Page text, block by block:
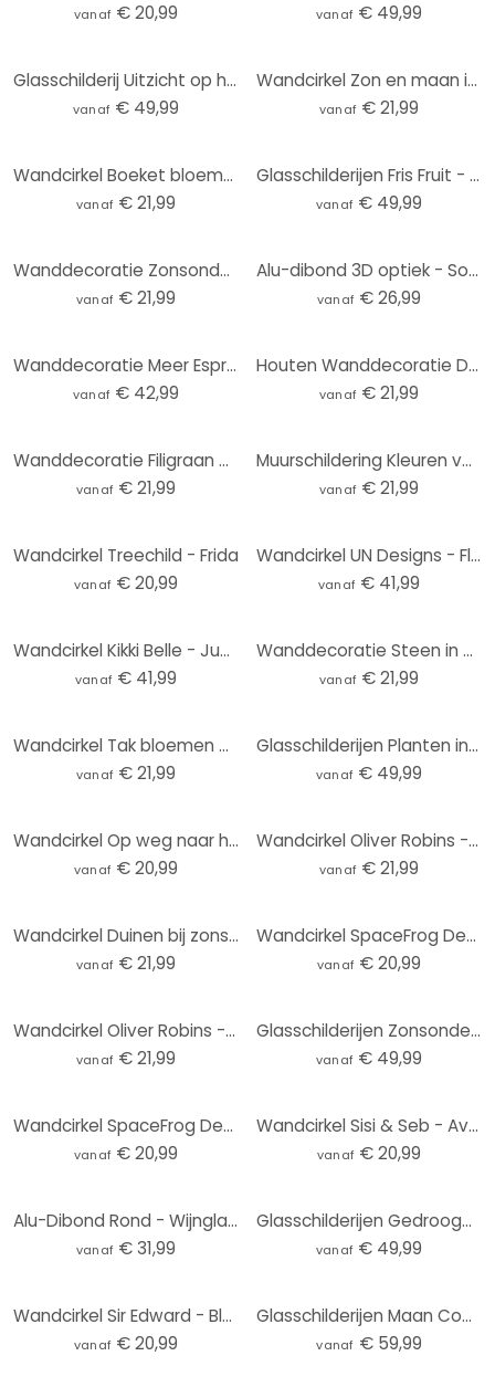
vanaf € 20,99 vanaf € 49,99
Glasschilderij Uitzicht op het meer - Keller
vanaf € 49,99
Wandcirkel Zon en maan in oranje - Kubistika
vanaf € 21,99
Wandcirkel Boeket bloemen met pioenen - UN Designs
vanaf € 21,99
Glasschilderijen Fris Fruit - rond
vanaf € 49,99
Wanddecoratie Zonsondergang over strand en zee - Sisi & Seb - Alu-Dibond Rond
vanaf € 21,99
Alu-dibond 3D optiek - Sound of the ocean
vanaf € 26,99
Wanddecoratie Meer Espresso minder Depresso - Fritsch - Alu-Dibond Rond
vanaf € 42,99
Houten Wanddecoratie Delicate fonkeling van bloesems - Treechild - Rond
vanaf € 21,99
Wanddecoratie Filigraan bladeren beige - Aluminium dibond - Treechild - Rond
vanaf € 21,99
Muurschildering Kleuren van de Aarde - Fedrau - Rond - Alu-Dibond
vanaf € 21,99
Wandcirkel Treechild - Frida
vanaf € 20,99
Wandcirkel UN Designs - Fleur de Paris
vanaf € 41,99
Wandcirkel Kikki Belle - Jungle Jive
vanaf € 41,99
Wanddecoratie Steen in Zand 2 - Alu-Dibond Rond
vanaf € 21,99
Wandcirkel Tak bloemen op vintage goud - Paksoylu
vanaf € 21,99
Glasschilderijen Planten in de nacht - Jaszke - Rond
vanaf € 49,99
Wandcirkel Op weg naar het Strand
vanaf € 20,99
Wandcirkel Oliver Robins - Kleurrijke boerderij met dieren
vanaf € 21,99
Wandcirkel Duinen bij zonsondergang
vanaf € 21,99
Wandcirkel SpaceFrog Designs - Blauw & Goud Abstract
vanaf € 20,99
Wandcirkel Oliver Robins - Animals and Palm Trees
vanaf € 21,99
Glasschilderijen Zonsondergang - Rond
vanaf € 49,99
Wandcirkel SpaceFrog Designs - Walvissen
vanaf € 20,99
Wandcirkel Sisi & Seb - Avond aan Zee
vanaf € 20,99
Alu-Dibond Rond - Wijnglazen
vanaf € 31,99
Glasschilderijen Gedroogde bloemen - Elegantie van vergankelijkheid - Boomkroon - Rond
vanaf € 49,99
Wandcirkel Sir Edward - Blauwe Weide
vanaf € 20,99
Glasschilderijen Maan Compleet - Rond
vanaf € 59,99